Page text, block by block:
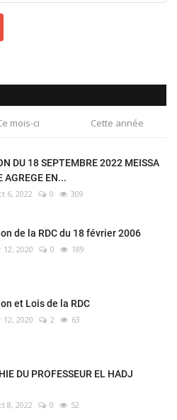
mois-ci Cette année
DU 18 SEPTEMBRE 2022 MEISSA
AGREGE EN...
6, 2022 0 309
de la RDC du 18 février 2006
12, 2020 0 189
et Lois de la RDC
12, 2020 2 63
DU PROFESSEUR EL HADJ
8, 2022 0 52